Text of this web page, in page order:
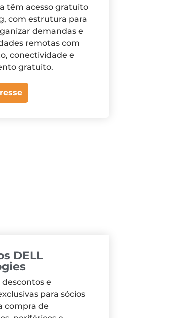
têm acesso gratuito
com estrutura para
demandas e
remotas com
conectividade e
gratuito.
DELL
e
para sócios
compra de